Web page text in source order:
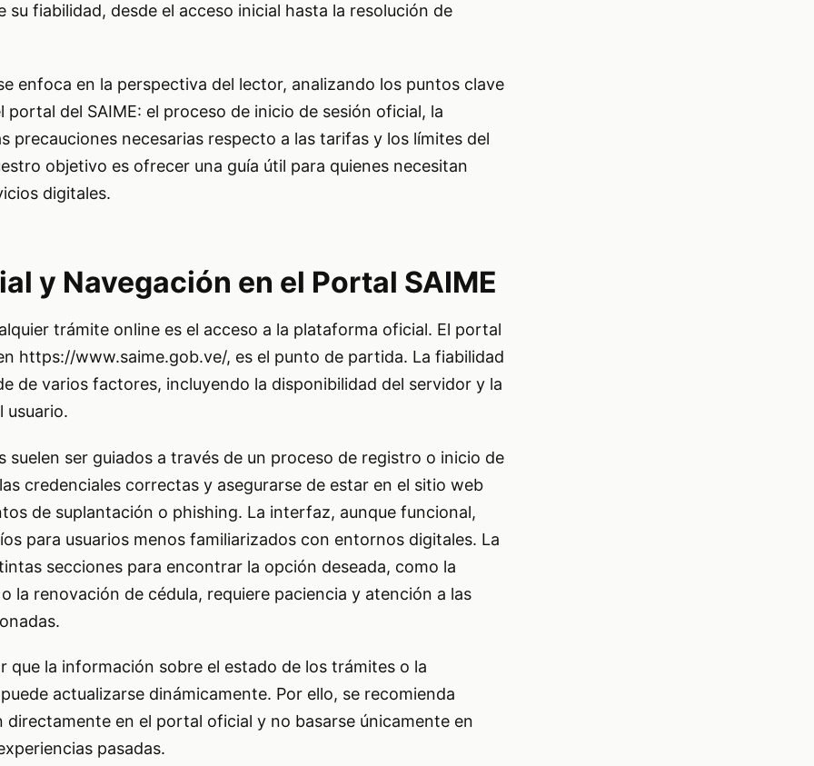
su fiabilidad, desde el acceso inicial hasta la resolución de
enfoca en la perspectiva del lector, analizando los puntos clave
del SAIME: el proceso de inicio de sesión oficial, la
precauciones necesarias respecto a las tarifas y los límites del
objetivo es ofrecer una guía útil para quienes necesitan
digitales.
y Navegación en el Portal SAIME
trámite online es el acceso a la plataforma oficial. El portal
https://www.saime.gob.ve/, es el punto de partida. La fiabilidad
de varios factores, incluyendo la disponibilidad del servidor y la
usuario.
suelen ser guiados a través de un proceso de registro o inicio de
credenciales correctas y asegurarse de estar en el sitio web
de suplantación o phishing. La interfaz, aunque funcional,
para usuarios menos familiarizados con entornos digitales. La
secciones para encontrar la opción deseada, como la
la renovación de cédula, requiere paciencia y atención a las
que la información sobre el estado de los trámites o la
actualizarse dinámicamente. Por ello, se recomienda
en el portal oficial y no basarse únicamente en
pasadas.